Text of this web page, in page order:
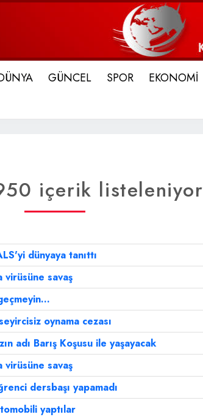
GÜNCEL SPOR EKONOMİ
içerik listeleniyor
dünyaya tanıttı
virüsüne savaş
oynama cezası
adı Barış Koşusu ile yaşayacak
virüsüne savaş
dersbaşı yapamadı
yaptılar